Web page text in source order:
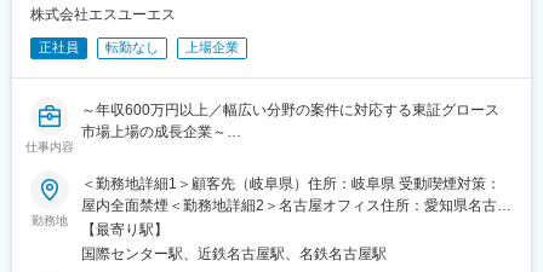
■業務詳細
・駆け付け対処：個人宅やATM、交通事故現場へ駆けつけての一
・その他：緊急対処、巡回、警備強化の提案等
通常1次面接をWeb、2次面接を対面で実施しておりますが、
1回の対面面接で選考を実施し、 2週間程度かかる期間を短縮でき
る選考会です。
また選考結果もすぐにお伝えいたします。
株式会社エスユーエス
正社員 転勤なし 上場企業
仕事内容
～年収600万円以上／幅広い分野の案件に対応する東証グロース
市場上場の成長企業～
■業務内容：
大手企業様において、公共システムのクラウド移行／データ移行
業務となります。
■特徴：
勤務地
＜勤務地詳細1＞顧客先（岐阜県）住所：岐阜県 受動喫煙対策：
屋内全面禁煙＜勤務地詳細2＞名古屋オフィス住所：愛知県名古屋
市中村区名駅3丁目22番8号 大東海ビル7階 受動喫煙対策：屋内
全面禁煙
【最寄り駅】
国際センター駅、近鉄名古屋駅、名鉄名古屋駅